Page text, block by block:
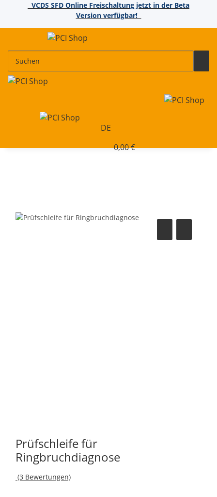
VCDS SFD Online Freischaltung jetzt in der Beta
Version verfügbar!
DE
0,00 €
Prüfschleife für
Ringbruchdiagnose
(3 Bewertungen)